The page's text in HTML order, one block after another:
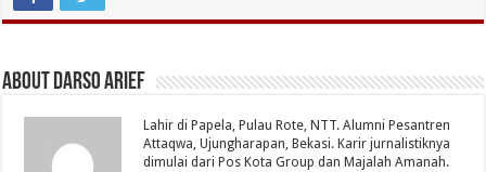
About Darso Arief
Lahir di Papela, Pulau Rote, NTT. Alumni Pesantren
Attaqwa, Ujungharapan, Bekasi. Karir jurnalistiknya
dimulai dari Pos Kota Group dan Majalah Amanah.